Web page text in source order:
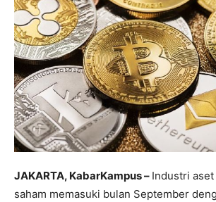
JAKARTA, KabarKampus – Industri
saham memasuki bulan September